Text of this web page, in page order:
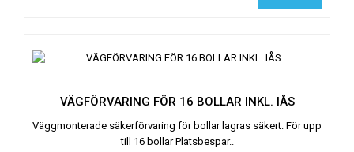
VÄGFÖRVARING FÖR 16 BOLLAR INKL. IÅS
Väggmonterade säkerförvaring för bollar lagras säkert: För upp
till 16 bollar Platsbespar..